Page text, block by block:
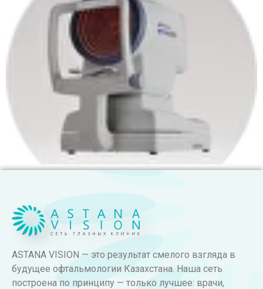
ASTANA VISION — это результат смелого взгляда в
будущее офтальмологии Казахстана. Наша сеть
построена по принципу — только лучшее: врачи,